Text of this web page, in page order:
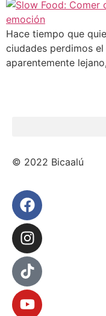
Hace tiempo que
ciudades perdimos
aparentemente
© 2022 Bicaalú